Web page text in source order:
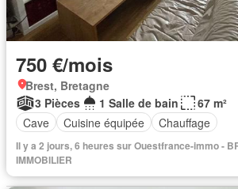
750 €/mois
Brest, Bretagne
3 Pièces
1 Salle de bain
67 m²
Cave
Cuisine équipée Chauffage
Il y a 2 jours, 6 heures sur Ouestfrance-immo -
IMMOBILIER